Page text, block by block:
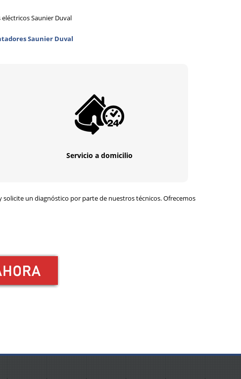
Saunier Duval
Saunier Duval
Servicio a domicilio
solicite un diagnóstico por parte de nuestros técnicos. Ofrecemos